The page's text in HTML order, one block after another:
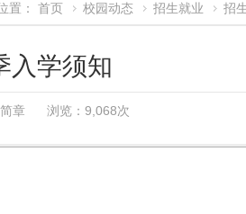
置： 首页 校园动态 招生就业 招
入学须知
章 浏览：9,068次